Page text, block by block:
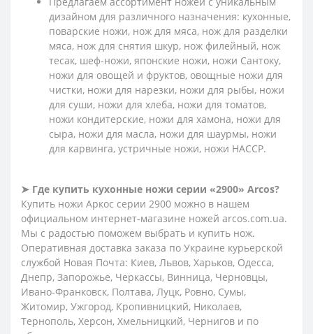
дизайном для различного назначения: кухонные,
поварские ножи, нож для мяса, нож для разделки
мяса, нож для снятия шкур, нож филейный, нож
тесак, шеф-ножи, японские ножи, ножи Сантоку,
ножи для овощей и фруктов, овощные ножи для
чистки, ножи для нарезки, ножи для рыбы, ножи
для суши, ножи для хлеба, ножи для томатов,
ножи кондитерские, ножи для хамона, ножи для
сыра, ножи для масла, ножи для шаурмы, ножи
для карвинга, устричные ножи, ножи HACCP.
➤ Где купить кухонные ножи серии «2900» Arcos?
Купить ножи Аркос серии 2900 можно в нашем
официальном интернет-магазине ножей arcos.com.ua.
Мы с радостью поможем выбрать и купить нож.
Оперативная доставка заказа по Украине курьерской
службой Новая Почта: Киев, Львов, Харьков, Одесса,
Днепр, Запорожье, Черкассы, Винница, Черновцы,
Ивано-Франковск, Полтава, Луцк, Ровно, Сумы,
Житомир, Ужгород, Кропивницкий, Николаев,
Тернополь, Херсон, Хмельницкий, Чернигов и по